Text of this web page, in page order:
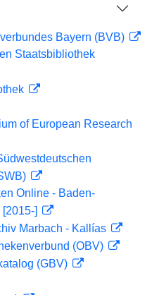
Bayern (BVB)
Staatsbibliothek
of European Research
Online - Baden-
]
Marbach - Kallías
(OBV)
(GBV)